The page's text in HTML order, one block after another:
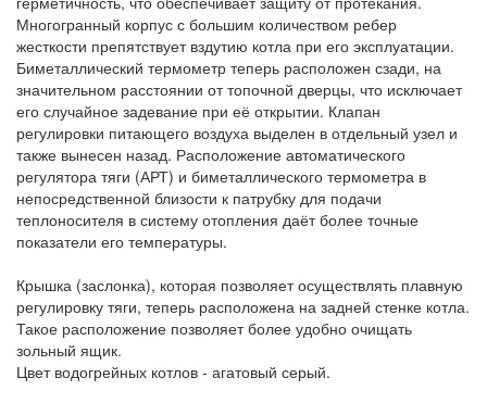
Многогранный корпус с большим количеством ребер
жесткости препятствует вздутию котла при его эксплуатации.
Биметаллический термометр теперь расположен сзади, на
значительном расстоянии от топочной дверцы, что исключает
его случайное задевание при её открытии. Клапан
регулировки питающего воздуха выделен в отдельный узел и
также вынесен назад. Расположение автоматического
регулятора тяги (АРТ) и биметаллического термометра в
непосредственной близости к патрубку для подачи
теплоносителя в систему отопления даёт более точные
показатели его температуры.
Крышка (заслонка), которая позволяет осуществлять плавную
регулировку тяги, теперь расположена на задней стенке котла.
Такое расположение позволяет более удобно очищать
зольный ящик.
Цвет водогрейных котлов - агатовый серый.